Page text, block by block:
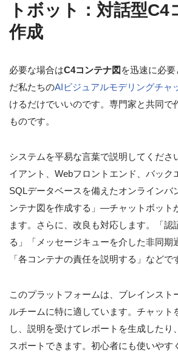
トボット：対話型C4
作成
必要な場合はC4コンテナ図 を迅速に必
だ私たちのAIビジュアルモデリングチャ
けるだけでいいのです。専門家と共同で
ものです。
システムを平易な言葉で説明してくだ
イアント、Webフロントエンド、バック
SQLデータベースを備えたオンラインバ
ンテナ図を作成する」—チャットボット
ます。さらに、改良も対応します。「認
る」「メッセージキューを介した非同期
「各コンテナの責任を説明する」などで
このプラットフォームは、ブレインスト
ルチームに特に適しています。チャット
し、説明を受けてレポートを生成したり
スポートできます。初心者にも使いやす